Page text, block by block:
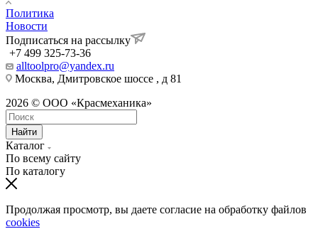
Политика
Новости
Подписаться на рассылку
+7 499 325-73-36
alltoolpro@yandex.ru
Москва, Дмитровское шоссе , д 81
2026 © ООО «Красмеханика»
Найти
Каталог
По всему сайту
По каталогу
Продолжая просмотр, вы даете согласие на обработку файлов
cookies